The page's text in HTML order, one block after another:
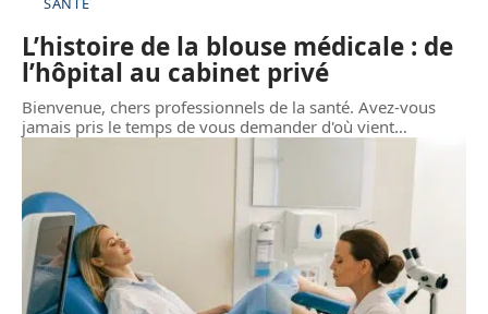
L’histoire de la blouse médicale : de
l’hôpital au cabinet privé
Bienvenue, chers professionnels de la santé. Avez-vous
jamais pris le temps de vous demander d'où vient…